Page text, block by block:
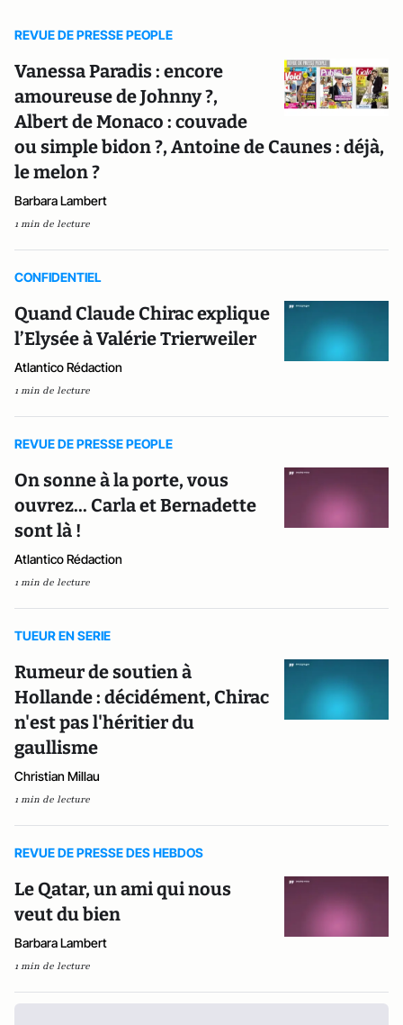
REVUE DE PRESSE PEOPLE
Vanessa Paradis : encore
amoureuse de Johnny ?,
Albert de Monaco : couvade
ou simple bidon ?, Antoine de Caunes : déjà,
le melon ?
Barbara Lambert
1 min de lecture
CONFIDENTIEL
Quand Claude Chirac explique
l’Elysée à Valérie Trierweiler
Atlantico Rédaction
1 min de lecture
REVUE DE PRESSE PEOPLE
On sonne à la porte, vous
ouvrez... Carla et Bernadette
sont là !
Atlantico Rédaction
1 min de lecture
TUEUR EN SERIE
Rumeur de soutien à
Hollande : décidément, Chirac
n'est pas l'héritier du
gaullisme
Christian Millau
1 min de lecture
REVUE DE PRESSE DES HEBDOS
Le Qatar, un ami qui nous
veut du bien
Barbara Lambert
1 min de lecture